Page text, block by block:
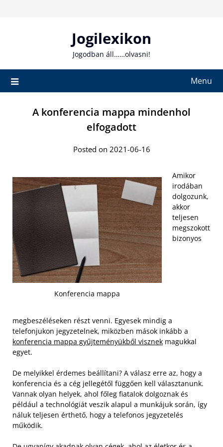
Jogilexikon
Jogodban áll……olvasni!
Menu
A konferencia mappa mindenhol
elfogadott
Posted on 2021-06-16
Konferencia mappa
Amikor
irodában
dolgozunk,
akkor
teljesen
megszokott
bizonyos
megbeszéléseken részt venni. Egyesek mindig a
telefonjukon jegyzetelnek, miközben mások inkább a
konferencia mappa gyűjteményükből visznek magukkal
egyet.
De melyikkel érdemes beállítani? A válasz erre az, hogy a
konferencia és a cég jellegétől függően kell választanunk.
Vannak olyan helyek, ahol főleg fiatalok dolgoznak és
például a technológiát veszik alapul a munkájuk során, így
náluk teljesen érthető, hogy a telefonos jegyzetelés
működik.